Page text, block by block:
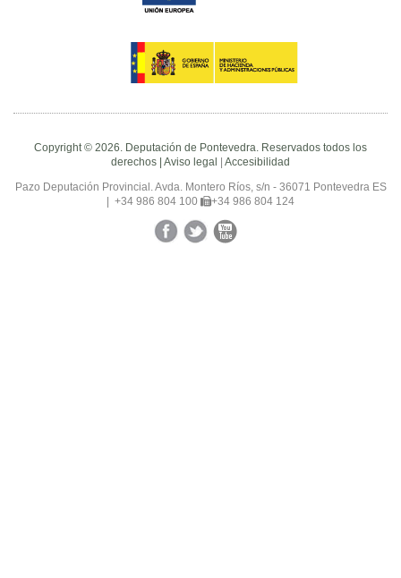
Copyright © 2026. Deputación de Pontevedra. Reservados todos los
derechos | Aviso legal Accesibilidad
Pazo Deputación Provincial. Avda. Montero Ríos, s/n - 36071 Pontevedra ES
+34 986 804 100
+34 986 804 124
FacebookTwitterYouTube